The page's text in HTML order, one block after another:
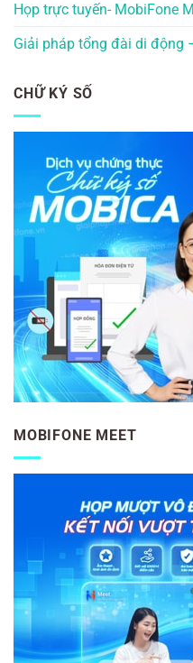
Họp trực tuyến- MobiFone
Giải pháp tổng đài di động
CHỮ KÝ SỐ
MOBIFONE MEET